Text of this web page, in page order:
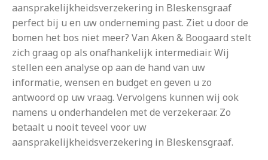
aansprakelijkheidsverzekering in Bleskensgraaf
perfect bij u en uw onderneming past. Ziet u door de
bomen het bos niet meer? Van Aken & Boogaard stelt
zich graag op als onafhankelijk intermediair. Wij
stellen een analyse op aan de hand van uw
informatie, wensen en budget en geven u zo
antwoord op uw vraag. Vervolgens kunnen wij ook
namens u onderhandelen met de verzekeraar. Zo
betaalt u nooit teveel voor uw
aansprakelijkheidsverzekering in Bleskensgraaf.